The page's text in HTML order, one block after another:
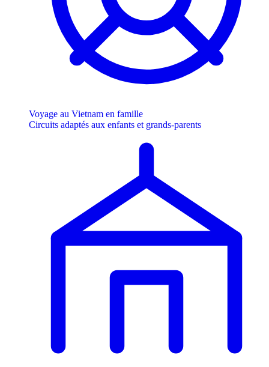
Voyage au Vietnam en famille
Circuits adaptés aux enfants et grands-parents